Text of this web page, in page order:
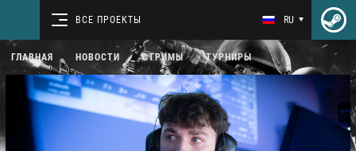
ВСЕ ПРОЕКТЫ RU
ГЛАВНАЯ НОВОСТИ СТРИМЫ ТУРНИРЫ